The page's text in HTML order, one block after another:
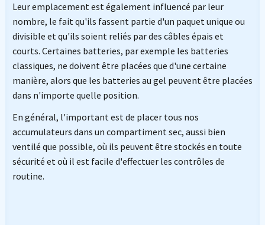
Leur emplacement est également influencé par leur
nombre, le fait qu'ils fassent partie d'un paquet unique ou
divisible et qu'ils soient reliés par des câbles épais et
courts. Certaines batteries, par exemple les batteries
classiques, ne doivent être placées que d'une certaine
manière, alors que les batteries au gel peuvent être placées
dans n'importe quelle position.
En général, l'important est de placer tous nos
accumulateurs dans un compartiment sec, aussi bien
ventilé que possible, où ils peuvent être stockés en toute
sécurité et où il est facile d'effectuer les contrôles de
routine.